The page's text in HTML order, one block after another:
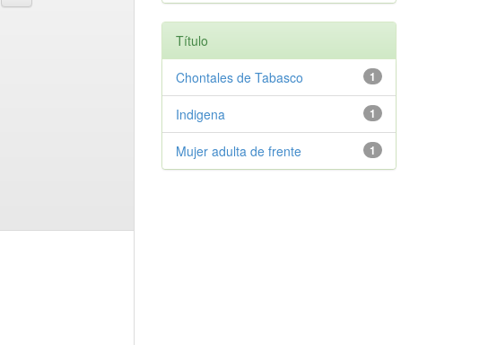
Título
1
Chontales de Tabasco
1
Indigena
1
Mujer adulta de frente